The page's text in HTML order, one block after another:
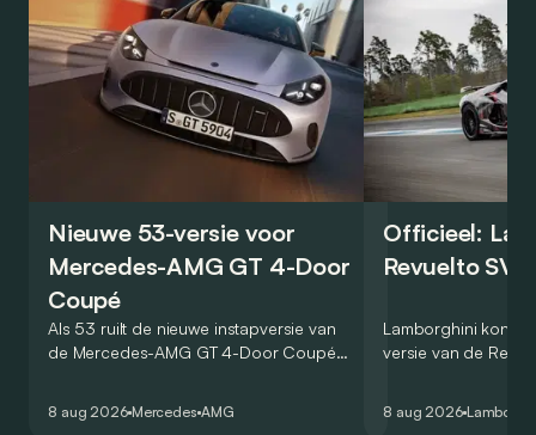
Nieuwe 53-versie voor
Mercedes-AMG GT 4-Door
Coupé
Als 53 ruilt de nieuwe instapversie van
de Mercedes-AMG GT 4-Door Coupé
8 aug 2026 Mercedes AMG
Officieel:
Revuelto SV
Lamborghini
versie van de
een record voor
8 aug 2026